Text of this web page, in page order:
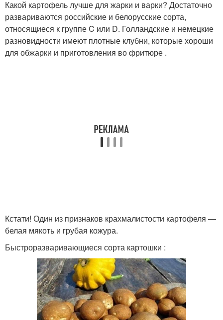
Картофель для чипсов
Картофель для средней
полосы
Картошки для средней
Какой картофель лучше для жарки и варки? Достаточно
развариваются российские и белорусские сорта,
относящиеся к группе C или D. Голландские и немецкие
разновидности имеют плотные клубни, которые хороши
для обжарки и приготовления во фритюре .
Кстати! Один из признаков крахмалистости картофеля —
белая мякоть и грубая кожура.
Быстроразваривающиеся сорта картошки :